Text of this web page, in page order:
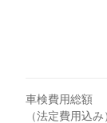
車検費用総額
（法定費用込み